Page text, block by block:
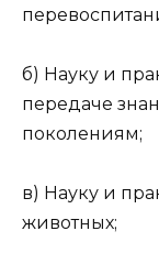
б) Науку и
передаче
поколениям;
в) Науку и
животных;